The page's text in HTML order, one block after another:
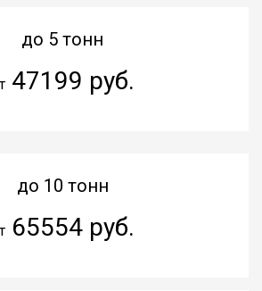
до 5 тонн
47199 руб.
до 10 тонн
65554 руб.